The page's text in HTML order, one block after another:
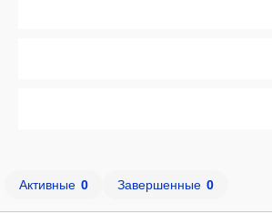
Активные 0 Завершенные 0